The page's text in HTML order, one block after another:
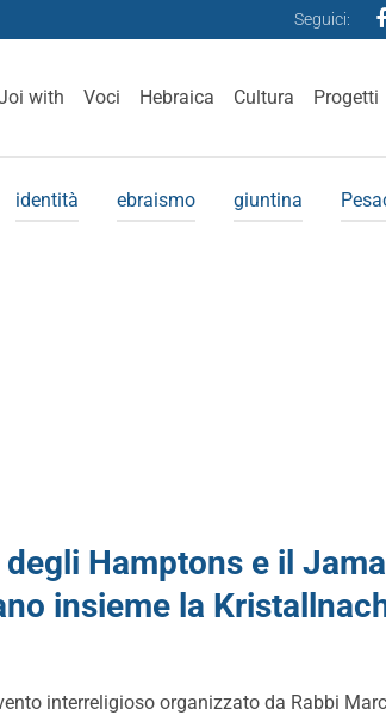
Seguici:
with Voci Hebraica Cultura Progetti
identità ebraismo giuntina
Hamptons e il
insieme la
interreligioso organizzato da Rabbi